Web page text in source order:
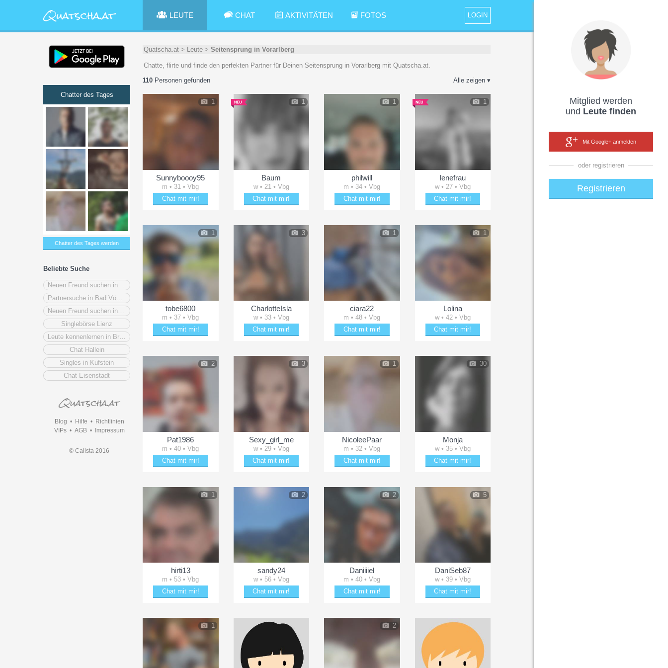
Mitglied werden
und Leute finden
Mit Google+ anmelden
oder registrieren
Registrieren
LOGIN
LEUTE CHAT AKTIVITÄTEN FOTOS
Chatter des Tages
Chatter des Tages werden
Beliebte Suche
Singlebörse Lienz
Chat Hallein
Singles in Kufstein
Chat Eisenstadt
Blog • Hilfe • Richtlinien
VIPs• AGB• Impressum
© Calista 2016
Quatscha.at > Leute > Seitensprung in Vorarlberg
Chatte, flirte und finde den perfekten Partner für Deinen Seitensprung in Vorarlberg mit Quatscha.at.
Alle zeigen ▾
110 Personen gefunden
1
Sunnyboooy95
m • 31 • Vbg
Chat mit mir!
1
Baum
w • 21 • Vbg
Chat mit mir!
1
philwill
m • 34 • Vbg
Chat mit mir!
1
lenefrau
w • 27 • Vbg
Chat mit mir!
1
tobe6800
m • 37 • Vbg
Chat mit mir!
3
CharlotteIsla
w • 33 • Vbg
Chat mit mir!
1
ciara22
m • 48 • Vbg
Chat mit mir!
1
Lolina
w • 42 • Vbg
Chat mit mir!
2
Pat1986
m • 40 • Vbg
Chat mit mir!
3
Sexy_girl_me
w • 29 • Vbg
Chat mit mir!
1
NicoleePaar
m • 32 • Vbg
Chat mit mir!
30
Monja
w • 35 • Vbg
Chat mit mir!
1
hirti13
m • 53 • Vbg
Chat mit mir!
2
sandy24
w • 56 • Vbg
Chat mit mir!
2
Daniiiiel
m • 40 • Vbg
Chat mit mir!
5
DaniSeb87
w • 39 • Vbg
Chat mit mir!
1 2